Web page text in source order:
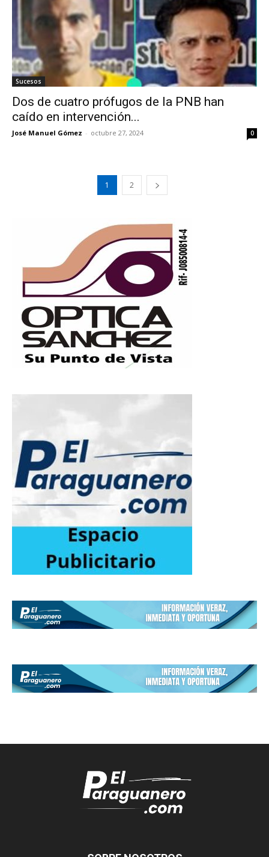
Sucesos
Dos de cuatro prófugos de la PNB han
caído en intervención...
José Manuel Gómez - octubre 27, 2024 0
1 2